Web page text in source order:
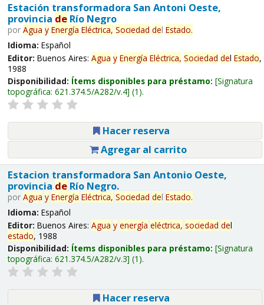
Estación transformadora San Antoni Oeste,
provincia deRío Negro
por Agua y Energía Eléctrica, Sociedad del Estado.
Idioma: Español
Editor: Buenos Aires: Agua y Energía Eléctrica, Sociedad del Estado,
1988
Disponibilidad: Ítems disponibles para préstamo: Signatura
topográfica: 621.374.5/A282/v.4 (1).
Hacer reserva
Agregar al carrito
Estacion transformadora San Antonio Oeste,
provincia deRío Negro.
por Agua y Energía Eléctrica, Sociedad del Estado.
Idioma: Español
Editor: Buenos Aires: Agua y energía eléctrica, sociedad del
estado, 1988
Disponibilidad: Ítems disponibles para préstamo: Signatura
topográfica: 621.374.5/A282/v.3 (1).
Hacer reserva